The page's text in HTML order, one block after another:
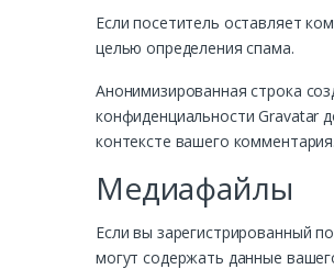
Если посетитель оставляет
целью определения спама.
Анонимизированная строка
конфиденциальности Gravatar
контексте вашего комментария.
Медиафайлы
Если вы зарегистрированный
могут содержать данные